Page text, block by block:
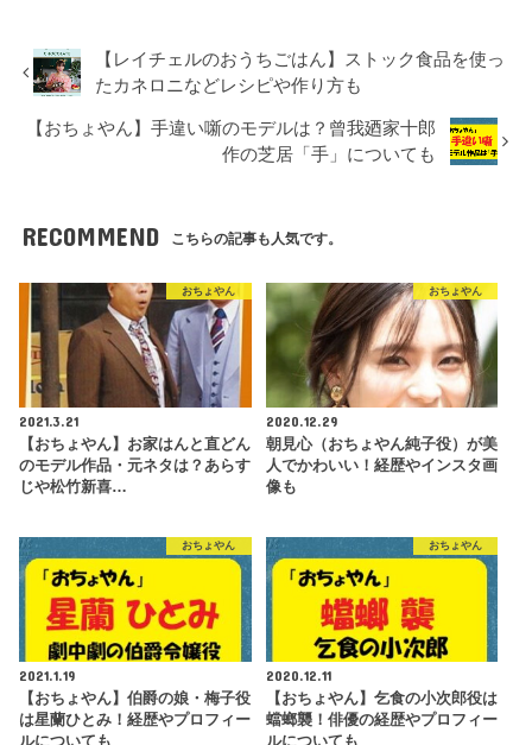
【レイチェルのおうちごはん】ストック食品を使っ
たカネロニなどレシピや作り方も
【おちょやん】手違い噺のモデルは？曾我廼家十郎
作の芝居「手」についても
RECOMMEND こちらの記事も人気です。
おちょやん
2021.3.21
【おちょやん】お家はんと直どん
のモデル作品・元ネタは？あらす
じや松竹新喜…
おちょやん
2020.12.29
朝見心（おちょやん純子役）が美
人でかわいい！経歴やインスタ画
像も
おちょやん
2021.1.19
【おちょやん】伯爵の娘・梅子役
は星蘭ひとみ！経歴やプロフィー
ルについても
おちょやん
2020.12.11
【おちょやん】乞食の小次郎役は
蟷螂襲！俳優の経歴やプロフィー
ルについても